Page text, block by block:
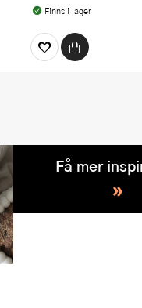
Finns i lager
Få mer
»